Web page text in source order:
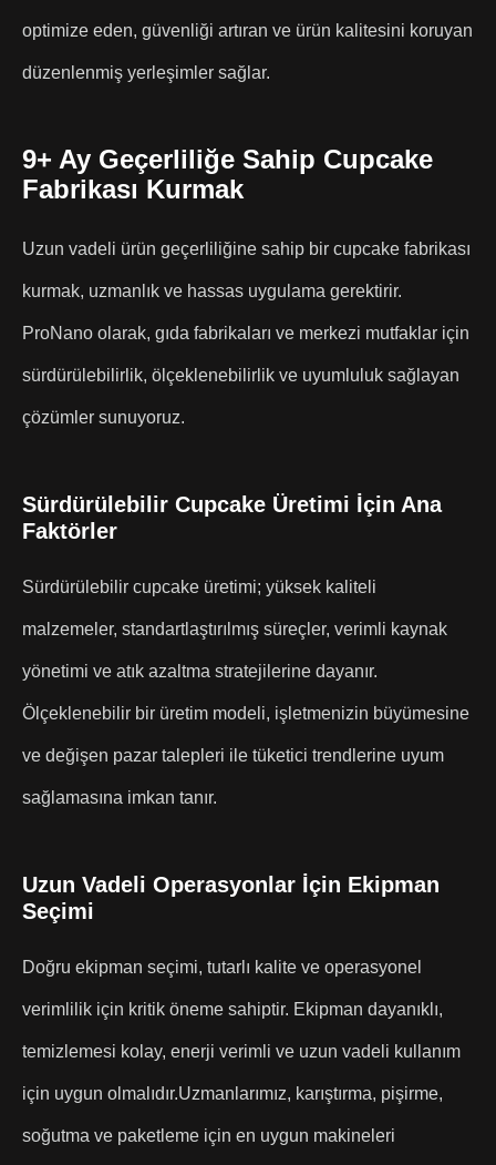
optimize eden, güvenliği artıran ve ürün kalitesini koruyan
düzenlenmiş yerleşimler sağlar.
9+ Ay Geçerliliğe Sahip Cupcake
Fabrikası Kurmak
Uzun vadeli ürün geçerliliğine sahip bir cupcake fabrikası
kurmak, uzmanlık ve hassas uygulama gerektirir.
ProNano olarak, gıda fabrikaları ve merkezi mutfaklar için
sürdürülebilirlik, ölçeklenebilirlik ve uyumluluk sağlayan
çözümler sunuyoruz.
Sürdürülebilir Cupcake Üretimi İçin Ana
Faktörler
Sürdürülebilir cupcake üretimi; yüksek kaliteli
malzemeler, standartlaştırılmış süreçler, verimli kaynak
yönetimi ve atık azaltma stratejilerine dayanır.
Ölçeklenebilir bir üretim modeli, işletmenizin büyümesine
ve değişen pazar talepleri ile tüketici trendlerine uyum
sağlamasına imkan tanır.
Uzun Vadeli Operasyonlar İçin Ekipman
Seçimi
Doğru ekipman seçimi, tutarlı kalite ve operasyonel
verimlilik için kritik öneme sahiptir. Ekipman dayanıklı,
temizlemesi kolay, enerji verimli ve uzun vadeli kullanım
için uygun olmalıdır.Uzmanlarımız, karıştırma, pişirme,
soğutma ve paketleme için en uygun makineleri